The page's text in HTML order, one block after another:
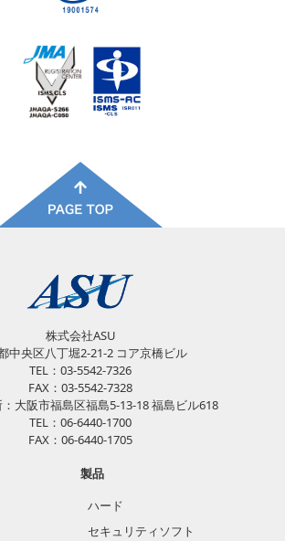
株式会社ASU
中央区八丁堀2-21-2 コア京橋ビル
TEL：03-5542-7326
FAX：03-5542-7328
大阪市福島区福島5-13-18 福島ビル618
TEL：06-6440-1700
FAX：06-6440-1705
製品
ハード
セキュリティソフト